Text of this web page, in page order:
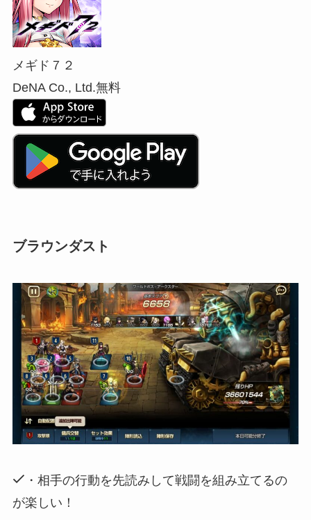
メギド７２
DeNA Co., Ltd.無料
ブラウンダスト
・相手の行動を先読みして戦闘を組み立てるの
が楽しい！